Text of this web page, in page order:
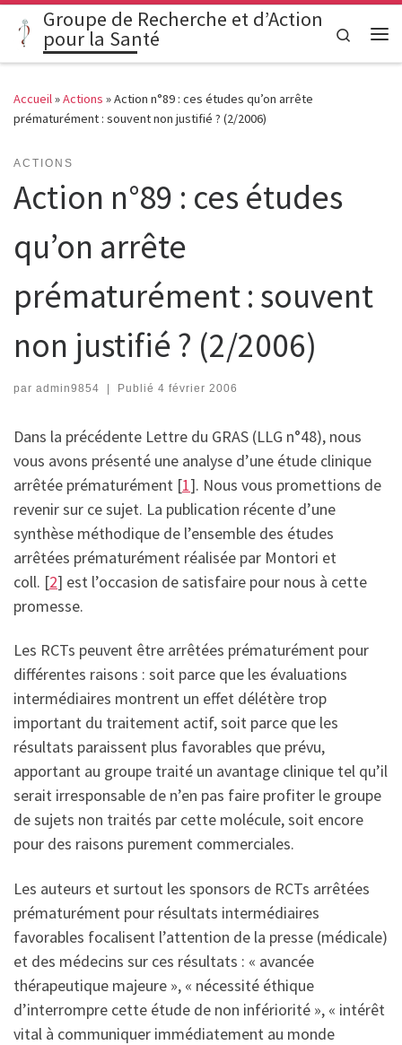
Passer au contenu
Groupe de Recherche et d’Action
pour la Santé
Search
Accueil»Actions »Action n°89 : ces études qu’on arrête
prématurément : souvent non justifié ? (2/2006)
ACTIONS
Action n°89 : ces études
qu’on arrête
prématurément : souvent
non justifié ? (2/2006)
par admin9854 Publié 4 février 2006
Dans la précédente Lettre du GRAS (LLG n°48), nous
vous avons présenté une analyse d’une étude clinique
arrêtée prématurément [1]. Nous vous promettions de
revenir sur ce sujet. La publication récente d’une
synthèse méthodique de l’ensemble des études
arrêtées prématurément réalisée par Montori et
coll. [2] est l’occasion de satisfaire pour nous à cette
promesse.
Les RCTs peuvent être arrêtées prématurément pour
différentes raisons : soit parce que les évaluations
intermédiaires montrent un effet délétère trop
important du traitement actif, soit parce que les
résultats paraissent plus favorables que prévu,
apportant au groupe traité un avantage clinique tel qu’il
serait irresponsable de n’en pas faire profiter le groupe
de sujets non traités par cette molécule, soit encore
pour des raisons purement commerciales.
Les auteurs et surtout les sponsors de RCTs arrêtées
prématurément pour résultats intermédiaires
favorables focalisent l’attention de la presse (médicale)
et des médecins sur ces résultats : « avancée
thérapeutique majeure », « nécessité éthique
d’interrompre cette étude de non infériorité », « intérêt
vital à communiquer immédiatement au monde